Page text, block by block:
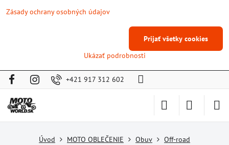
+421 917 312 602
Úvod MOTO OBLEČENIE Obuv Off-road
Zásady ochrany osobných údajov
Ukázať podrobnosti
Prijať všetky cookies